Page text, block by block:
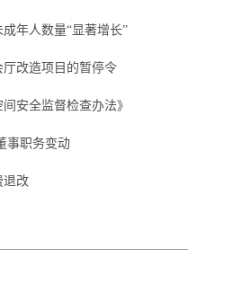
年人数量“显著增长”
改造项目的暂停令
安全监督检查办法》
事职务变动
退改